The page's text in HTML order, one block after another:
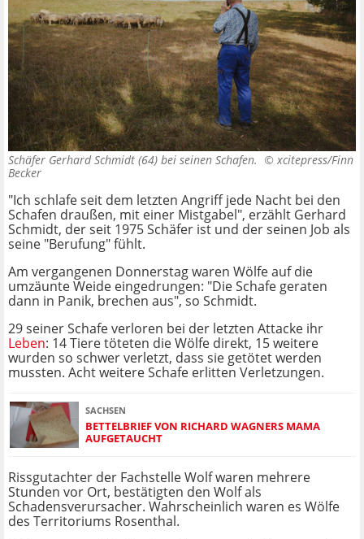
Schäfer Gerhard Schmidt (64) bei seinen Schafen. © xcitepress/Finn
Becker
"Ich schlafe seit dem letzten Angriff jede Nacht bei den
Schafen draußen, mit einer Mistgabel", erzählt Gerhard
Schmidt, der seit 1975 Schäfer ist und der seinen Job als
seine "Berufung" fühlt.
Am vergangenen Donnerstag waren Wölfe auf die
umzäunte Weide eingedrungen: "Die Schafe geraten
dann in Panik, brechen aus", so Schmidt.
29 seiner Schafe verloren bei der letzten Attacke ihr
Leben: 14 Tiere töteten die Wölfe direkt, 15 weitere
wurden so schwer verletzt, dass sie getötet werden
mussten. Acht weitere Schafe erlitten Verletzungen.
SACHSEN
BETTELBRIEF VON RICHARD WAGNERS MAMA
AUFGETAUCHT
Rissgutachter der Fachstelle Wolf waren mehrere
Stunden vor Ort, bestätigten den Wolf als
Schadensverursacher. Wahrscheinlich waren es Wölfe
des Territoriums Rosenthal.